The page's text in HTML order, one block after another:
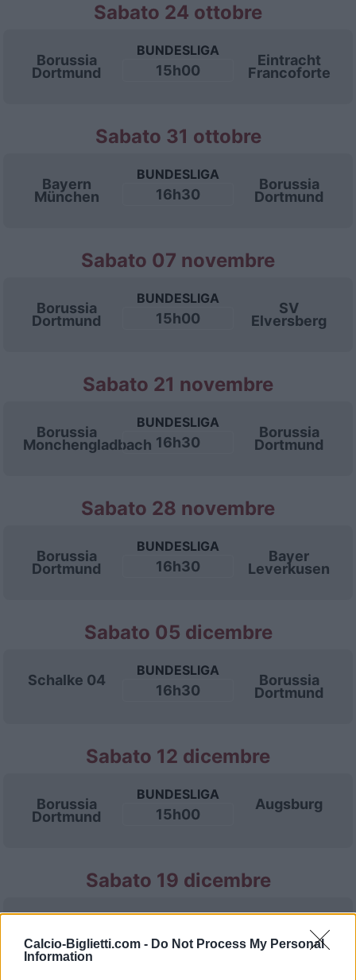
Calcio-Biglietti.com - Do Not Process My Personal
Information
Sabato 24 ottobre
Borussia
Dortmund
BUNDESLIGA
15h00
Eintracht
Francoforte
Sabato 31 ottobre
Bayern
München
BUNDESLIGA
16h30
Borussia
Dortmund
Sabato 07 novembre
Borussia
Dortmund
BUNDESLIGA
15h00
SV
Elversberg
Sabato 21 novembre
Borussia
Monchengladbach
BUNDESLIGA
16h30
Borussia
Dortmund
Sabato 28 novembre
Borussia
Dortmund
BUNDESLIGA
16h30
Bayer
Leverkusen
Sabato 05 dicembre
Schalke 04
BUNDESLIGA
16h30
Borussia
Dortmund
Sabato 12 dicembre
Borussia
Dortmund
BUNDESLIGA
15h00
Augsburg
Sabato 19 dicembre
BUNDESLIGA
16h30
Borussia
Dortmund